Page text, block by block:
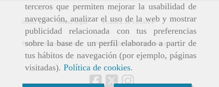
terceros que permiten mejorar la usabilidad de
navegación, analizar el uso de la web y mostrar
publicidad relacionada con tus preferencias
sobre la base de un perfil elaborado a partir de
tus hábitos de navegación (por ejemplo, páginas
visitadas). Política de cookies.
Inicio Aviso legal Política de cookies
Política de privacidad Política de ventas y envíos